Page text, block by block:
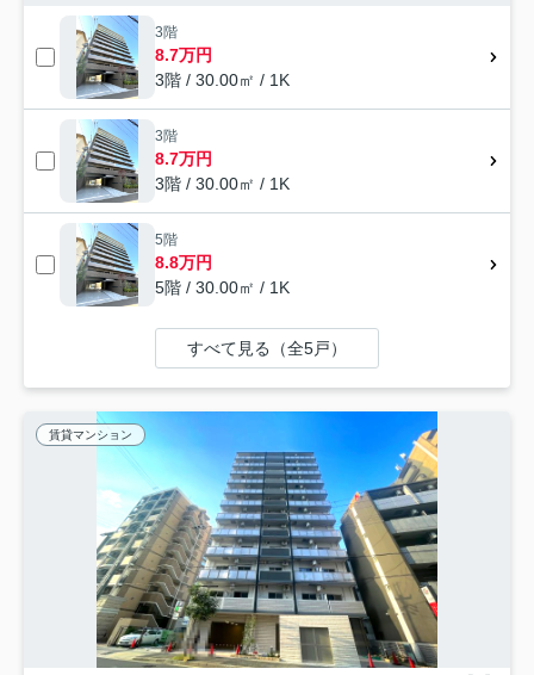
3階
8.7万円
3階 / 30.00㎡ / 1K
3階
8.7万円
3階 / 30.00㎡ / 1K
5階
8.8万円
5階 / 30.00㎡ / 1K
すべて見る（全5戸）
賃貸マンション